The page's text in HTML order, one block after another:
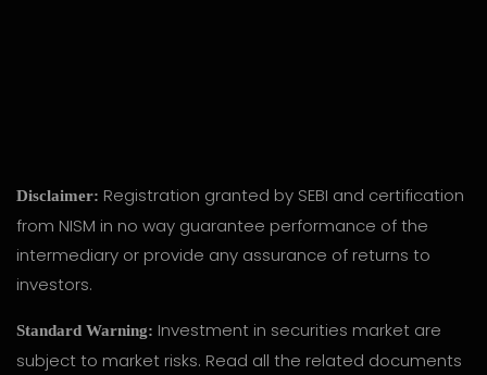
Disclaimer: Registration granted by SEBI and certification
from NISM in no way guarantee performance of the
intermediary or provide any assurance of returns to
investors.
Standard Warning: Investment in securities market are
subject to market risks. Read all the related documents